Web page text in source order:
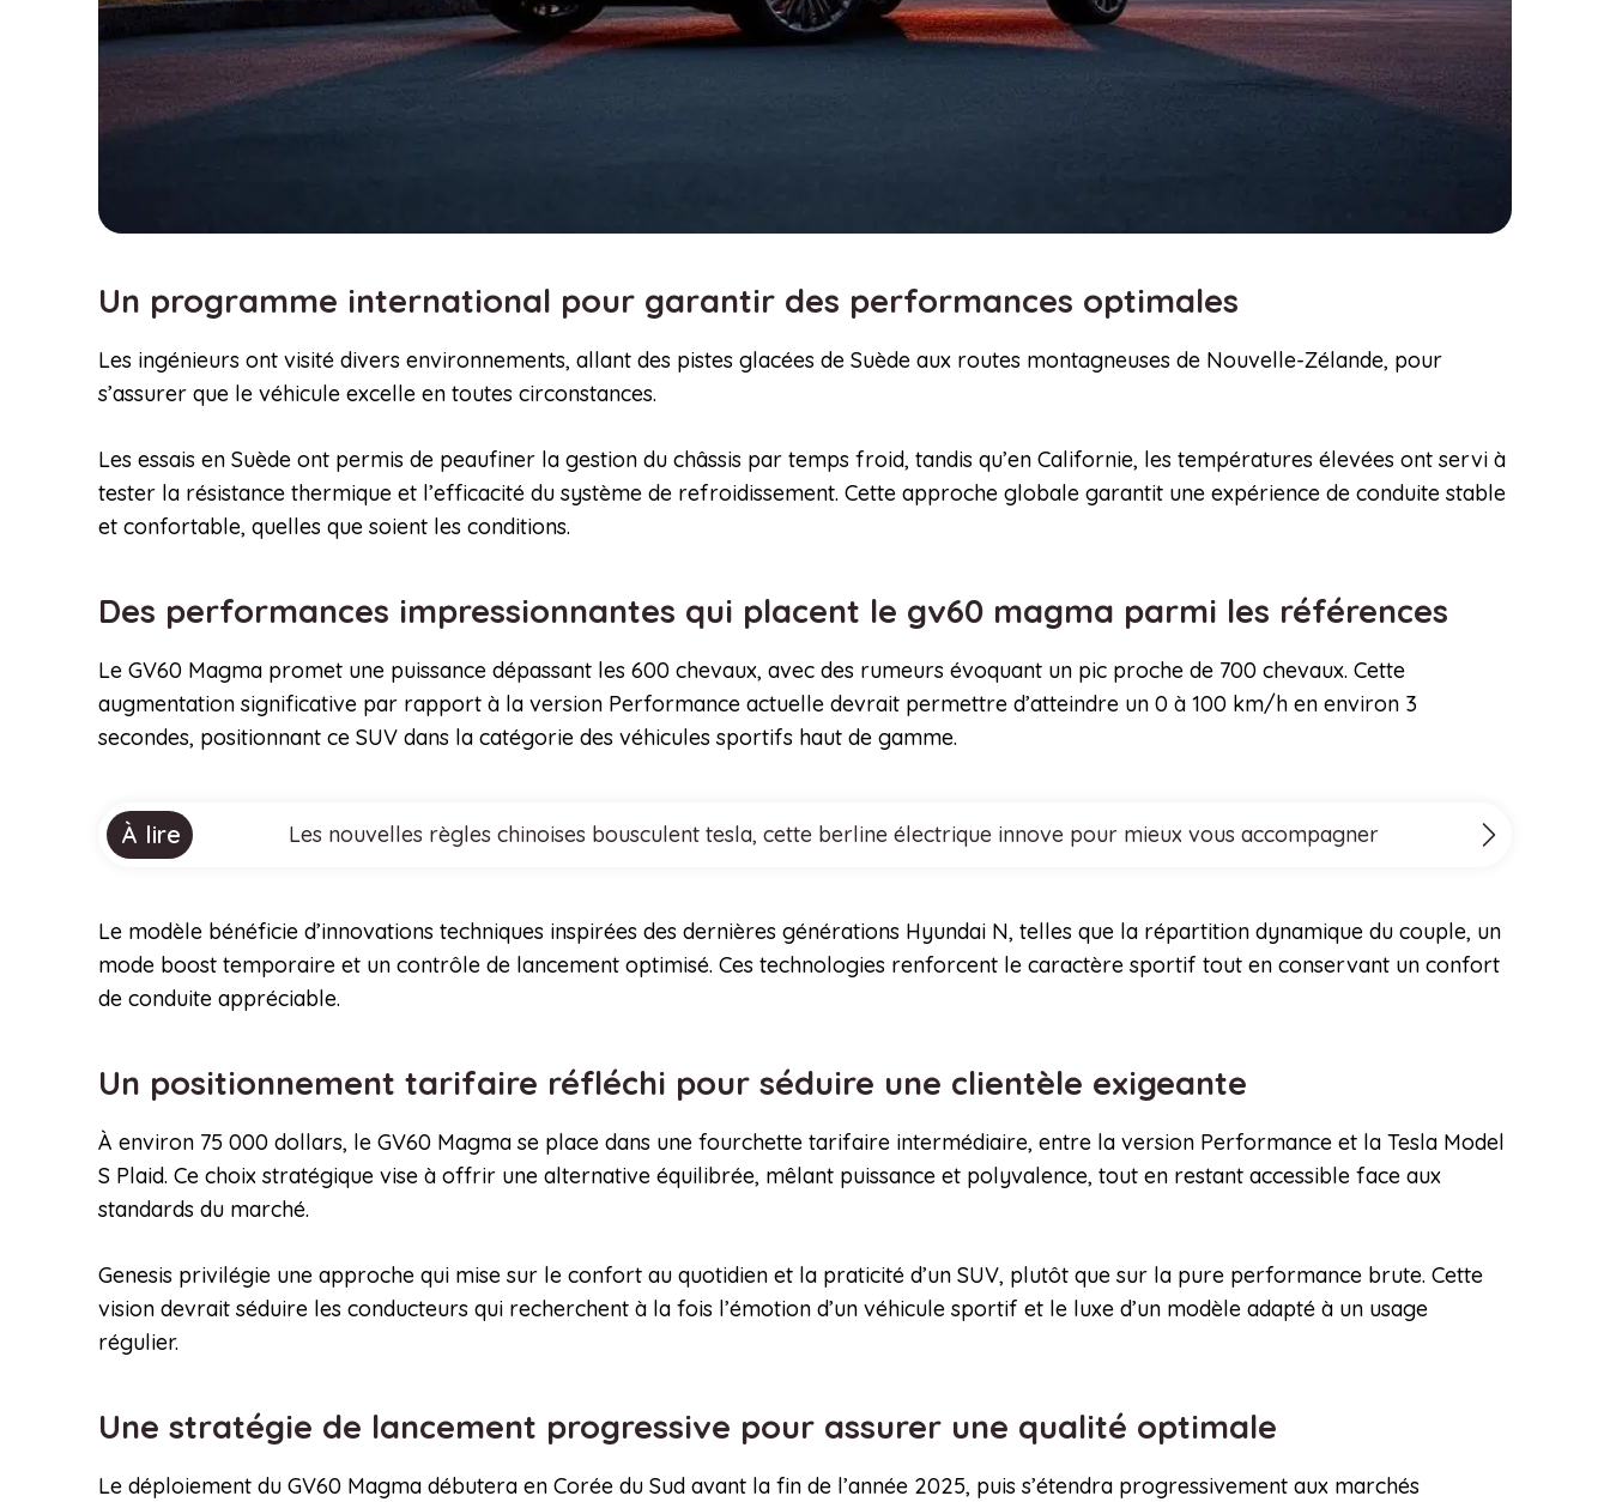
Un programme international pour garantir des performances optimales
Les ingénieurs ont visité divers environnements, allant des pistes glacées de Suède aux routes montagneuses de Nouvelle-Zélande, pour
s’assurer que le véhicule excelle en toutes circonstances.
Les essais en Suède ont permis de peaufiner la gestion du châssis par temps froid, tandis qu’en Californie, les températures élevées ont servi à
tester la résistance thermique et l’efficacité du système de refroidissement. Cette approche globale garantit une expérience de conduite stable
et confortable, quelles que soient les conditions.
Des performances impressionnantes qui placent le gv60 magma parmi les références
Le GV60 Magma promet une puissance dépassant les 600 chevaux, avec des rumeurs évoquant un pic proche de 700 chevaux. Cette
augmentation significative par rapport à la version Performance actuelle devrait permettre d’atteindre un 0 à 100 km/h en environ 3
secondes, positionnant ce SUV dans la catégorie des véhicules sportifs haut de gamme.
À lire Les nouvelles règles chinoises bousculent tesla, cette berline électrique innove pour mieux vous accompagner
Le modèle bénéficie d’innovations techniques inspirées des dernières générations Hyundai N, telles que la répartition dynamique du couple, un
mode boost temporaire et un contrôle de lancement optimisé. Ces technologies renforcent le caractère sportif tout en conservant un confort
de conduite appréciable.
Un positionnement tarifaire réfléchi pour séduire une clientèle exigeante
À environ 75 000 dollars, le GV60 Magma se place dans une fourchette tarifaire intermédiaire, entre la version Performance et la Tesla Model
S Plaid. Ce choix stratégique vise à offrir une alternative équilibrée, mêlant puissance et polyvalence, tout en restant accessible face aux
standards du marché.
Genesis privilégie une approche qui mise sur le confort au quotidien et la praticité d’un SUV, plutôt que sur la pure performance brute. Cette
vision devrait séduire les conducteurs qui recherchent à la fois l’émotion d’un véhicule sportif et le luxe d’un modèle adapté à un usage
régulier.
Une stratégie de lancement progressive pour assurer une qualité optimale
Le déploiement du GV60 Magma débutera en Corée du Sud avant la fin de l’année 2025, puis s’étendra progressivement aux marchés